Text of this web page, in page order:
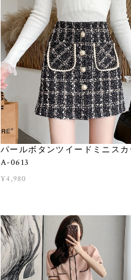
パールボタンツイードミニス
A-0613
¥4,980